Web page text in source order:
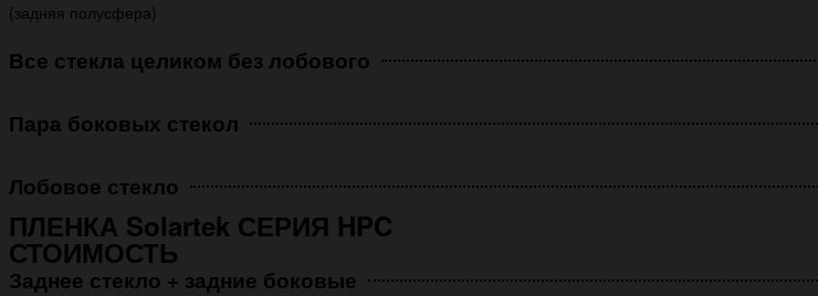
(задняя полусфера)
Все стекла целиком без лобового
Пара боковых стекол
Лобовое стекло
ПЛЕНКА Solartek СЕРИЯ HPC
СТОИМОСТЬ
Заднее стекло + задние боковые